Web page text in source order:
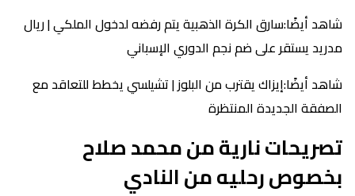
شاهد أيضًا:سارق الكرة الذهبية يتم رفضه لدخول الملكي | ريال
مدريد يستقر على ضم نجم الدوري الإسباني
شاهد أيضًا:إيزاك يقترب من البلوز | تشيلسي يخطط للتعاقد مع
الصفقة الجديدة المنتظرة
تصريحات نارية من محمد صلاح
بخصوص رحليه من النادي